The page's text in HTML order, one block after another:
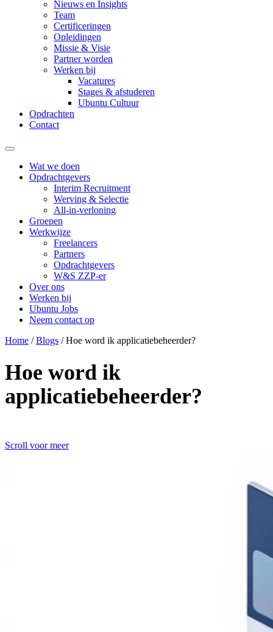
Nieuws en Insights
Team
Certificeringen
Opleidingen
Missie & Visie
Partner worden
Werken bij
Vacatures
Stages & afstuderen
Ubuntu Cultuur
Opdrachten
Contact
Wat we doen
Opdrachtgevers
Interim Recruitment
Werving & Selectie
All-in-verloning
Groepen
Werkwijze
Freelancers
Partners
Opdrachtgevers
W&S ZZP-er
Over ons
Werken bij
Ubuntu Jobs
Neem contact op
Home /Blogs /Hoe word ik applicatiebeheerder?
Hoe word ik
applicatiebeheerder?
Scroll voor meer